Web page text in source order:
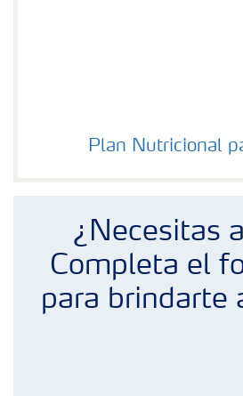
Plan Nutricional
¿Necesitas
Completa el
para brindarte